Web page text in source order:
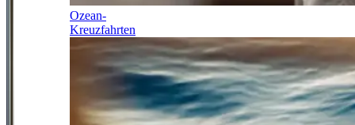
Ozean-
Kreuzfahrten